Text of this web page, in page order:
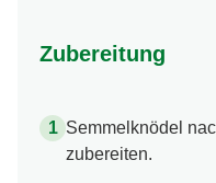
Zubereitung
Semmelknödel
zubereiten.